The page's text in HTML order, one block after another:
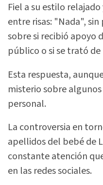
Fiel a su estilo
entre risas: "Nada",
sobre si recibió apoyo
público o si se trató
Esta respuesta,
misterio sobre
personal.
La controversia en
apellidos del bebé de
constante atención
en las redes sociales.